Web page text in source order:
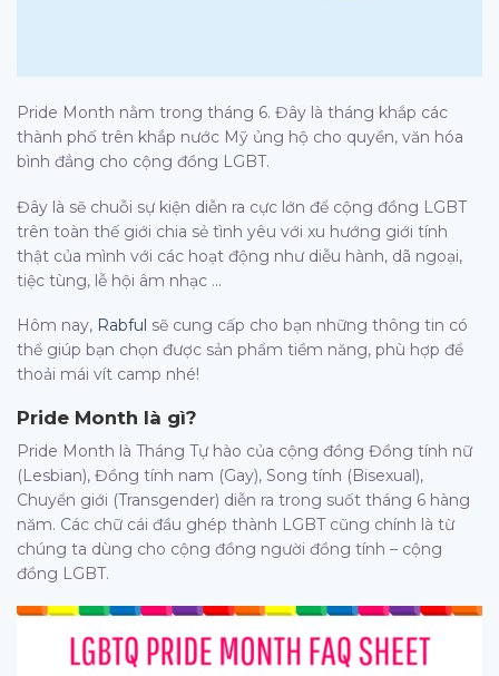
Pride Month nằm trong tháng 6. Đây là tháng khắp các
thành phố trên khắp nước Mỹ ủng hộ cho quyền, văn hóa
bình đẳng cho cộng đồng LGBT.
Đây là sẽ chuỗi sự kiện diễn ra cực lớn để cộng đồng LGBT
trên toàn thế giới chia sẻ tình yêu với xu hướng giới tính
thật của mình với các hoạt động như diễu hành, dã ngoại,
tiệc tùng, lễ hội âm nhạc …
Hôm nay, Rabful sẽ cung cấp cho bạn những thông tin có
thể giúp bạn chọn được sản phẩm tiềm năng, phù hợp để
thoải mái vít camp nhé!
Pride Month là gì?
Pride Month là Tháng Tự hào của cộng đồng Đồng tính nữ
(Lesbian), Đồng tính nam (Gay), Song tính (Bisexual),
Chuyển giới (Transgender) diễn ra trong suốt tháng 6 hàng
năm. Các chữ cái đầu ghép thành LGBT cũng chính là từ
chúng ta dùng cho cộng đồng người đồng tính – cộng
đồng LGBT.